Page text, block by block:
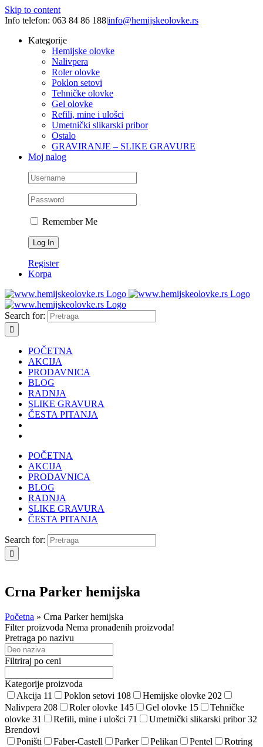
Skip to content
Info telefon: 063 84 86 188|info@hemijskeolovke.rs
Kategorije
Hemijske olovke
Nalivpera
Roler olovke
Poklon setovi
Tehničke olovke
Gel olovke
Refili, mine i ulošci
Umetnički slikarski pribor
Ostalo
GRAVIRANJE – SLIKE GRAVURE
Moj nalog
Remember Me
Register
Korpa
Search for:
POČETNA
AKCIJA
PRODAVNICA
BLOG
RADNJA
SLIKE GRAVURA
ČESTA PITANJA
POČETNA
AKCIJA
PRODAVNICA
BLOG
RADNJA
SLIKE GRAVURA
ČESTA PITANJA
Search for:
Crna Parker hemijska
Početna » Crna Parker hemijska
Filter proizvoda Nema pronađenih proizvoda!
Pretraga po nazivu
Filtriraj po ceni
Kategorije proizvoda
Akcija 11 Poklon setovi 108 Hemijske olovke 202
Nalivpera 208 Roler olovke 145 Gel olovke 15
Tehničke
olovke 31 Refili, mine i ulošci 71 Umetnički slikarski pribor32
Brendovi
Poništi
Faber-Castell Parker Pelikan Pentel
Rotring